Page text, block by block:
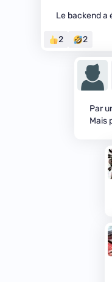
Le backend a
2 2
Par
Mais